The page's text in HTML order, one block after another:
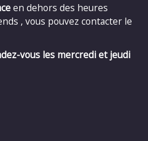
en dehors des heures
, vous pouvez contacter le
vous les mercredi et jeudi